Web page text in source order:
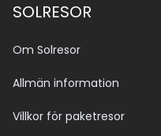
SOLRESOR
Om Solresor
Allmän information
Villkor för paketresor